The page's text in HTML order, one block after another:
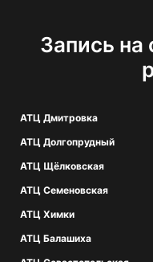
Запись на
АТЦ Дмитровка
АТЦ Долгопрудный
АТЦ Щёлковская
АТЦ Семеновская
АТЦ Химки
АТЦ Балашиха